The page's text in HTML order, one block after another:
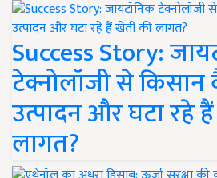
Success Story:
टेक्नोलॉजी से
उत्पादन और घटा रहे
लागत?